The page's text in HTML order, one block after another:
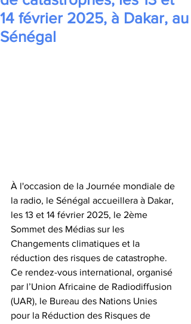
14 février 2025, à Dakar, au
Sénégal
À l'occasion de la Journée mondiale de
la radio, le Sénégal accueillera à Dakar,
les 13 et 14 février 2025, le 2ème
Sommet des Médias sur les
Changements climatiques et la
réduction des risques de catastrophe.
Ce rendez-vous international, organisé
par l’Union Africaine de Radiodiffusion
(UAR), le Bureau des Nations Unies
pour la Réduction des Risques de